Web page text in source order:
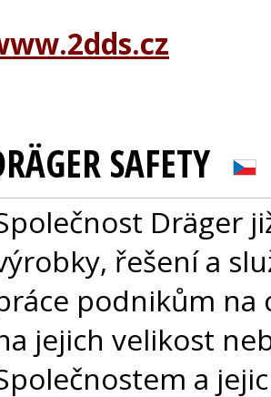
SAFETY
Dräger
řešení a
podnikům na
jejich velikost
a